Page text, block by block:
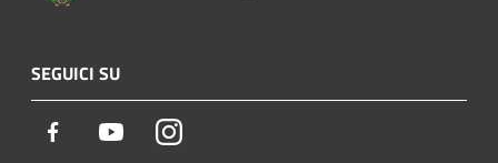
SEGUICI SU
Facebook YoutubeInstagram